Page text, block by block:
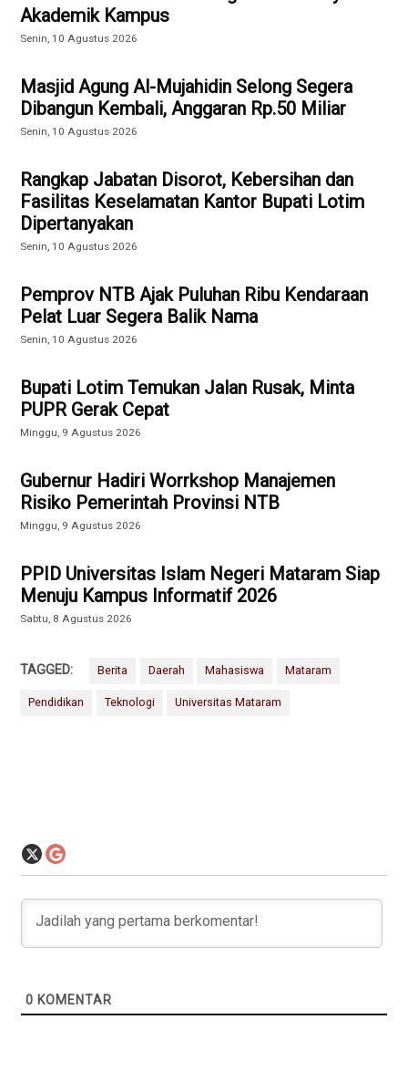
Akademik Kampus
Senin, 10 Agustus 2026
Masjid Agung Al-Mujahidin Selong Segera
Dibangun Kembali, Anggaran Rp.50 Miliar
Senin, 10 Agustus 2026
Rangkap Jabatan Disorot, Kebersihan dan
Fasilitas Keselamatan Kantor Bupati Lotim
Dipertanyakan
Senin, 10 Agustus 2026
Pemprov NTB Ajak Puluhan Ribu Kendaraan
Pelat Luar Segera Balik Nama
Senin, 10 Agustus 2026
Bupati Lotim Temukan Jalan Rusak, Minta
PUPR Gerak Cepat
Minggu, 9 Agustus 2026
Gubernur Hadiri Worrkshop Manajemen
Risiko Pemerintah Provinsi NTB
Minggu, 9 Agustus 2026
PPID Universitas Islam Negeri Mataram Siap
Menuju Kampus Informatif 2026
Sabtu, 8 Agustus 2026
TAGGED: Berita Daerah Mahasiswa Mataram
Pendidikan Teknologi Universitas Mataram
0 KOMENTAR